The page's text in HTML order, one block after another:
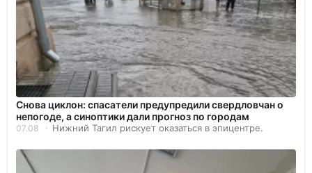
Снова циклон: спасатели предупредили свердловчан о
непогоде, а синоптики дали прогноз по городам
07.08 Нижний Тагил рискует оказаться в эпицентре.